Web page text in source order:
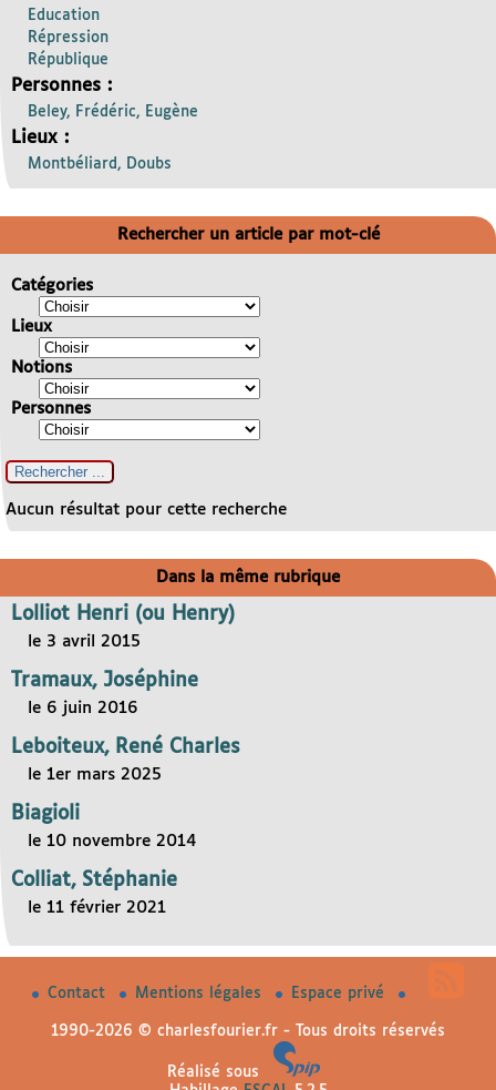
Education
Répression
République
Personnes :
Beley, Frédéric, Eugène
Lieux :
Montbéliard, Doubs
Rechercher un article par mot-clé
Catégories
Lieux
Notions
Personnes
Aucun résultat pour cette recherche
Dans la même rubrique
Lolliot Henri (ou Henry)
le 3 avril 2015
Tramaux, Joséphine
le 6 juin 2016
Leboiteux, René Charles
le 1er mars 2025
Biagioli
le 10 novembre 2014
Colliat, Stéphanie
le 11 février 2021
Contact Mentions légales Espace privé
1990-2026 © charlesfourier.fr - Tous droits réservés
Réalisé sous